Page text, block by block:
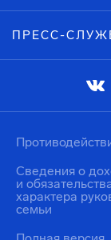
ПРЕСС-
Сведения о
и
характера
семьи